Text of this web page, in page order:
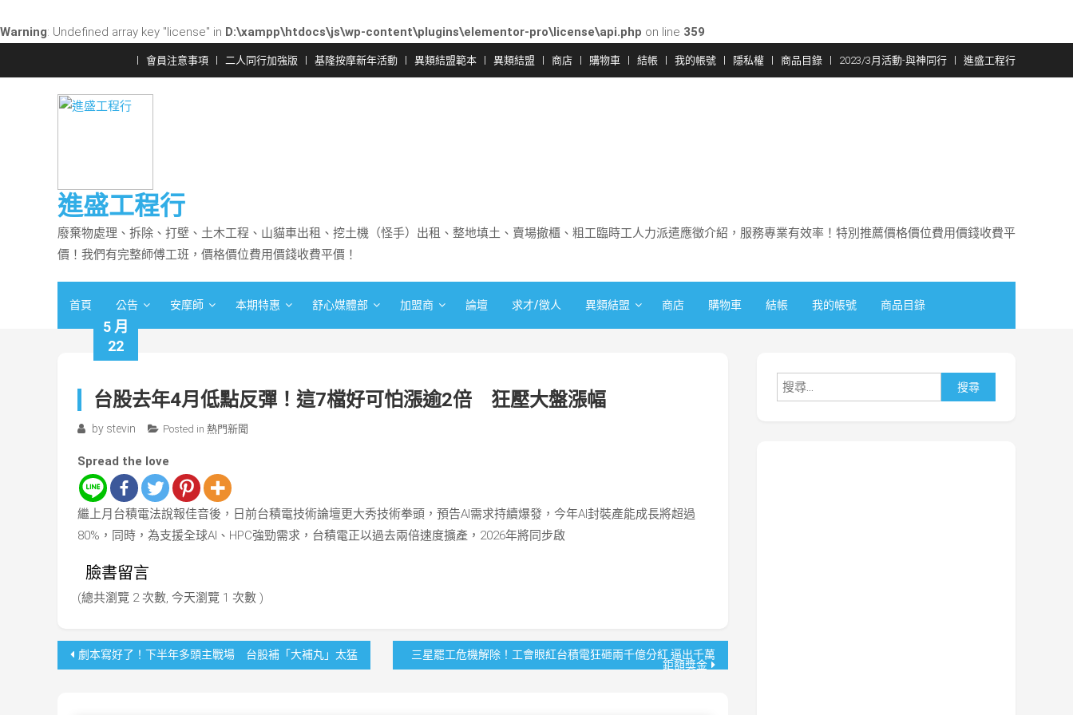
Warning: Undefined array key "license" in D:\xampp\htdocs\js\wp-content\plugins\elementor-pro\license\api.php on line 359
to
會員注意事項 二人同行加強版 基隆按摩新年活動 異類結盟範本 異類結盟 商店 購物車 結帳 我的帳號 隱私權 商品目錄 2023/3月活動-與神同行 進盛工程行
進盛工程行
廢棄物處理、拆除、打壁、土木工程、山貓車出租、挖土機（怪手）出租、整地填土、賣場撤櫃、粗工臨時工人力派遣應徵介紹，服務專業有效率！特別推薦價格價位費用價錢收費平
價！我們有完整師傅工班，價格價位費用價錢收費平價！
首頁 公告 安摩師 本期特惠 舒心媒體部 加盟商 論壇 求才/徵人 異類結盟 商店 購物車 結帳 我的帳號 商品目錄
5 月
22
台股去年4月低點反彈！這7檔好可怕漲逾2倍 狂壓大盤漲幅
by stevin Posted in 熱門新聞
Spread the love
繼上月台積電法說報佳音後，日前台積電技術論壇更大秀技術拳頭，預告AI需求持續爆發，今年AI封裝產能成長將超過
80%，同時，為支援全球AI、HPC強勁需求，台積電正以過去兩倍速度擴產，2026年將同步啟
臉書留言
(總共瀏覽 2 次數, 今天瀏覽 1 次數 )
文劇本寫好了！下半年多頭主戰場 台股補「大補丸」太猛
三星罷工危機解除！工會眼紅台積電狂砸兩千億分紅 逼出千萬
鉅額獎金
尋